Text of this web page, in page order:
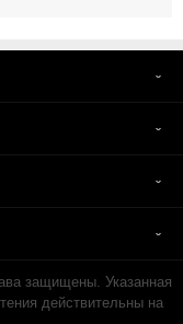
защищены. Указанная
действительны на